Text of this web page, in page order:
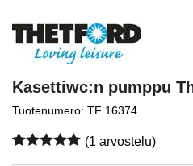
Kasettiwc:n pumppu
Tuotenumero: TF 16374
(1 arvostelu)